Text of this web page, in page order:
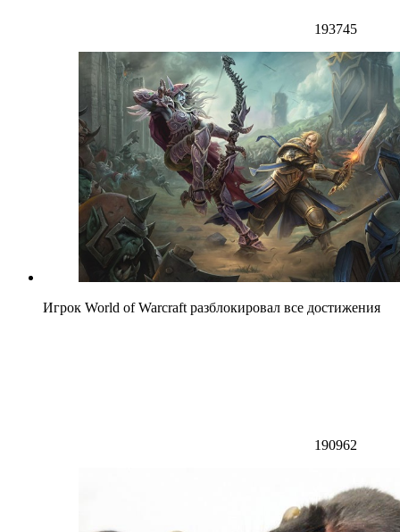
193745
Игрок World of Warcraft разблокировал все достижения
190962